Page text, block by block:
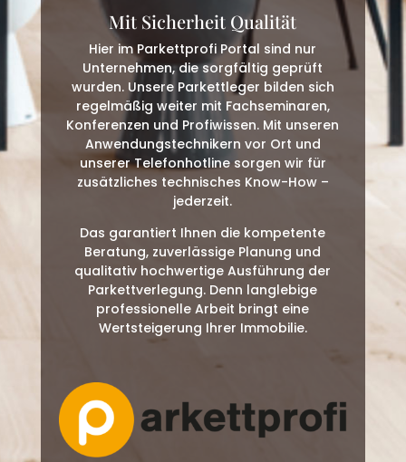
Mit Sicherheit Qualität
Hier im Parkettprofi Portal sind nur
Unternehmen, die sorgfältig geprüft
wurden. Unsere Parkettleger bilden sich
regelmäßig weiter mit Fachseminaren,
Konferenzen und Profiwissen. Mit unseren
Anwendungstechnikern vor Ort und
unserer Telefonhotline sorgen wir für
zusätzliches technisches Know-How –
jederzeit.
Das garantiert Ihnen die kompetente
Beratung, zuverlässige Planung und
qualitativ hochwertige Ausführung der
Parkettverlegung. Denn langlebige
professionelle Arbeit bringt eine
Wertsteigerung Ihrer Immobilie.